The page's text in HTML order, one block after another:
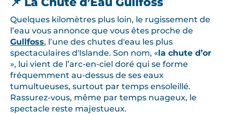
Quelques kilomètres plus loin, le rugissement de
l’eau vous annonce que vous êtes proche de
Gullfoss, l’une des chutes d'eau les plus
spectaculaires d'Islande. Son nom, «la chute d’or
», lui vient de l’arc-en-ciel doré qui se forme
fréquemment au-dessus de ses eaux
tumultueuses, surtout par temps ensoleillé.
Rassurez-vous, même par temps nuageux, le
spectacle reste majestueux.